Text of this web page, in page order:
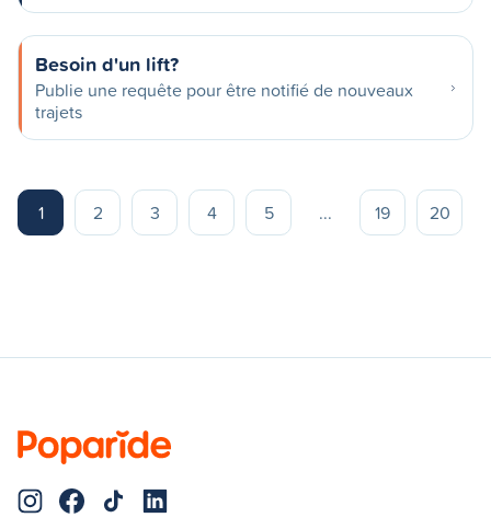
Besoin d'un lift?
Publie une requête pour être notifié de nouveaux
trajets
1 2 3 4 5 ... 19 20